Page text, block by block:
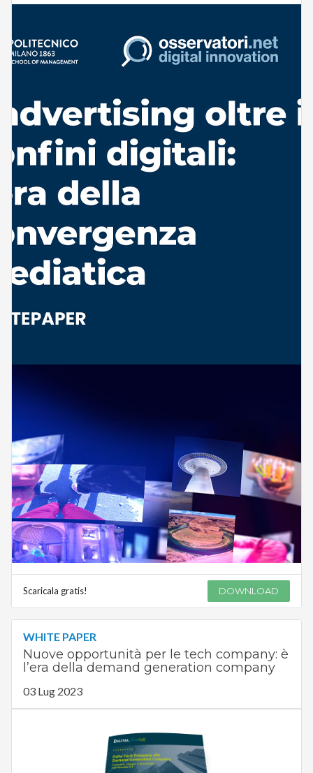
Scaricala gratis! DOWNLOAD
WHITE PAPER
Nuove opportunità per le tech company: è
l’era della demand generation company
03 Lug 2023